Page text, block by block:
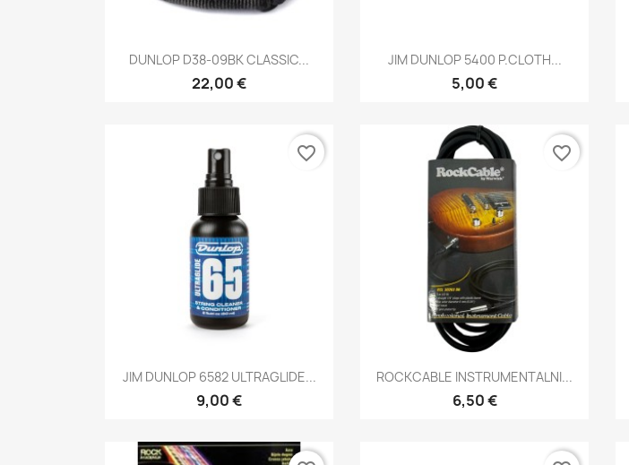
Brzi pregled
DUNLOP D38-09BK CLASSIC...
22,00 €
Brzi pregled
JIM DUNLOP 5400 P.CLOTH...
5,00 €
Brzi pregled
JIM DUNLOP 6582 ULTRAGLIDE...
9,00 €
favorite_border
 Brzi pregled
ROCKCABLE INSTRUMENTALNI...
6,50 €
favorite_border